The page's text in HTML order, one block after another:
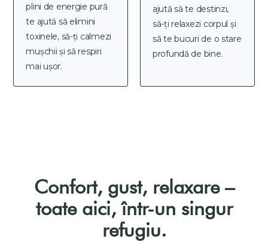
plini de energie pură
te ajută să elimini
toxinele, să-ți calmezi
mușchii și să respiri
mai ușor.
ajută să te destinzi,
să-ți relaxezi corpul și
să te bucuri de o stare
profundă de bine.
Confort, gust, relaxare –
toate aici, într-un singur
refugiu.